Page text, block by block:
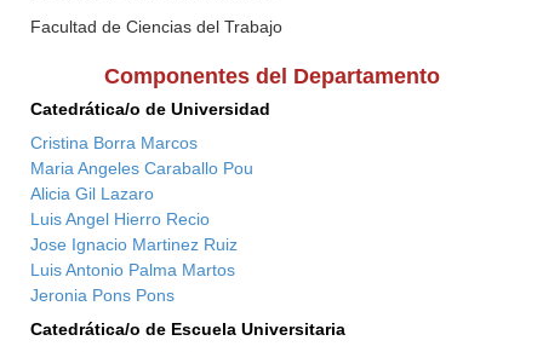
Facultad de Ciencias del Trabajo
Componentes del Departamento
Catedrática/o de Universidad
Cristina Borra Marcos
Maria Angeles Caraballo Pou
Alicia Gil Lazaro
Luis Angel Hierro Recio
Jose Ignacio Martinez Ruiz
Luis Antonio Palma Martos
Jeronia Pons Pons
Catedrática/o de Escuela Universitaria